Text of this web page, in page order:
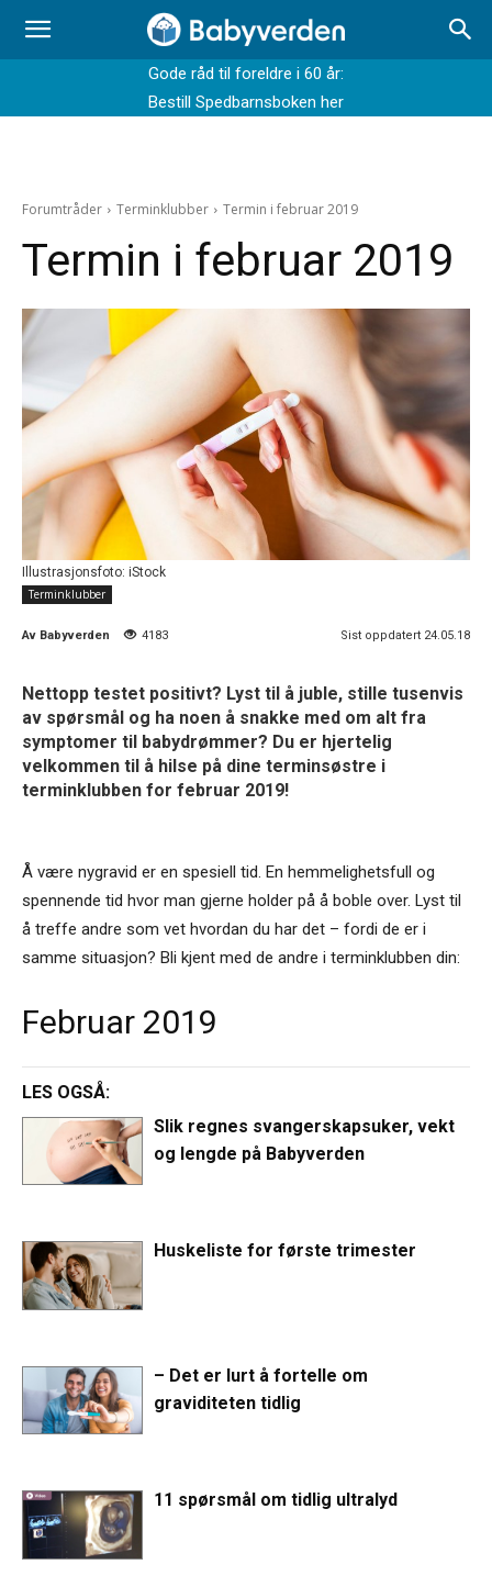
Gode råd til foreldre i 60 år:
Bestill Spedbarnsboken her
Forumtråder Terminklubber Termin i februar 2019
Termin i februar 2019
Illustrasjonsfoto: iStock
Terminklubber
Av Babyverden 4183 Sist oppdatert 24.05.18
Nettopp testet positivt? Lyst til å juble, stille tusenvis
av spørsmål og ha noen å snakke med om alt fra
symptomer til babydrømmer? Du er hjertelig
velkommen til å hilse på dine terminsøstre i
terminklubben for februar 2019!
Å være nygravid er en spesiell tid. En hemmelighetsfull og
spennende tid hvor man gjerne holder på å boble over. Lyst til
å treffe andre som vet hvordan du har det – fordi de er i
samme situasjon? Bli kjent med de andre i terminklubben din:
Februar 2019
LES OGSÅ:
Slik regnes svangerskapsuker, vekt
og lengde på Babyverden
Huskeliste for første trimester
– Det er lurt å fortelle om
graviditeten tidlig
11 spørsmål om tidlig ultralyd